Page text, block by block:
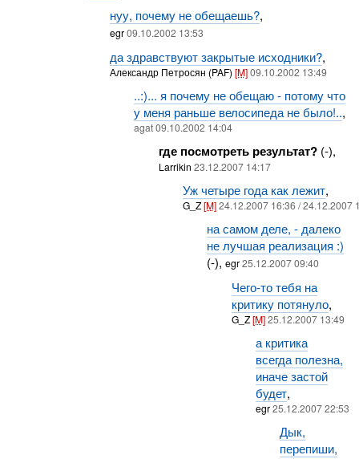
нуу, почему не обещаешь?,
egr09.10.2002 13:53
да здравствуют закрытые исходники?,
Александр Петросян (PAF) [M]09.10.2002 13:49
..:)... я почему не обещаю - потому что
у меня раньше велосипеда не было!..,
agat 09.10.2002 14:04
где посмотреть результат?(-),
Larrikin 23.12.2007 14:17
Уж четыре года как лежит,
G_Z[M]24.12.2007 16:36 / 24.12.2007
на самом деле, - далеко
не лучшая реализация :)
(-),egr25.12.2007 09:40
Чего-то тебя на
критику потянуло,
G_Z[M]25.12.2007 13:49
а критика
всегда полезна,
иначе застой
будет,
egr25.12.2007 22:53
Дык,
перепиши,